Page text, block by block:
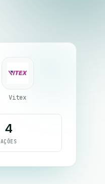
Vitex
4
AÇÕES